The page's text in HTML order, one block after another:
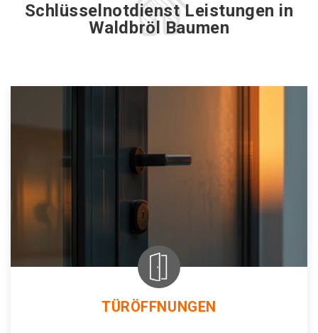
Schlüsselnotdienst Leistungen in
Waldbröl Baumen
TÜRÖFFNUNGEN